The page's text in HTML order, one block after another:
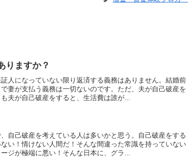
りますか？
人になっていない限り返済する義務はありません。結婚前
妻が支払う義務は一切ないのです。ただ、夫が自己破産を
夫が自己破産をすると、生活費は誰が...
自己破産を考えている人は多いかと思う。自己破産をする
い！情けない人間だ！そんな間違った常識を持っていない
ジが極端に悪い！そんな日本に、グラ...